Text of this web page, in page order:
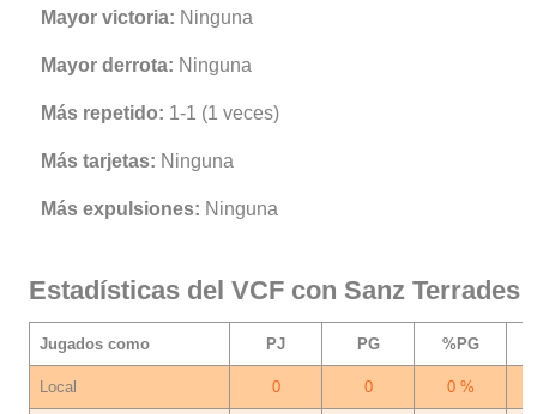
Mayor victoria: Ninguna
Mayor derrota: Ninguna
Más repetido: 1-1 (1 veces)
Más tarjetas: Ninguna
Más expulsiones: Ninguna
Estadísticas del VCF con Sanz Terrades
Jugados como PJ PG %PG
Local 0 0 0 %